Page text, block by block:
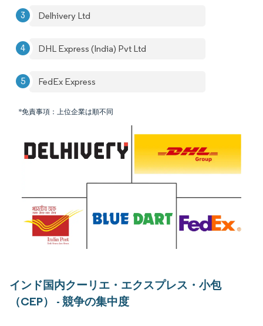
Delhivery Ltd
DHL Express (India) Pvt Ltd
FedEx Express
*免責事項：上位企業は順不同
インド国内クーリエ・エクスプレス・小包
（CEP） - 競争の集中度